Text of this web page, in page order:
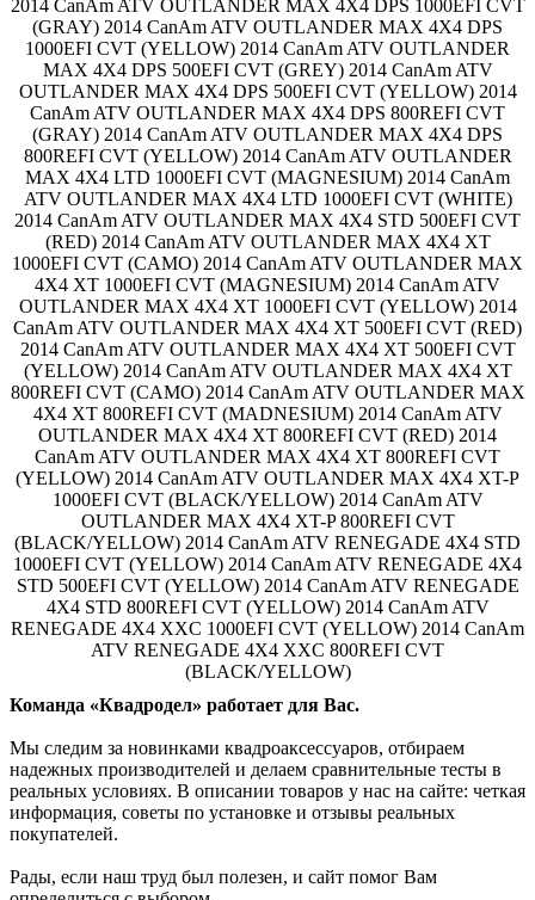
2014 CanAm ATV OUTLANDER MAX 4X4 DPS 1000EFI CVT
(GRAY) 2014 CanAm ATV OUTLANDER MAX 4X4 DPS
1000EFI CVT (YELLOW) 2014 CanAm ATV OUTLANDER
MAX 4X4 DPS 500EFI CVT (GREY) 2014 CanAm ATV
OUTLANDER MAX 4X4 DPS 500EFI CVT (YELLOW) 2014
CanAm ATV OUTLANDER MAX 4X4 DPS 800REFI CVT
(GRAY) 2014 CanAm ATV OUTLANDER MAX 4X4 DPS
800REFI CVT (YELLOW) 2014 CanAm ATV OUTLANDER
MAX 4X4 LTD 1000EFI CVT (MAGNESIUM) 2014 CanAm
ATV OUTLANDER MAX 4X4 LTD 1000EFI CVT (WHITE)
2014 CanAm ATV OUTLANDER MAX 4X4 STD 500EFI CVT
(RED) 2014 CanAm ATV OUTLANDER MAX 4X4 XT
1000EFI CVT (CAMO) 2014 CanAm ATV OUTLANDER MAX
4X4 XT 1000EFI CVT (MAGNESIUM) 2014 CanAm ATV
OUTLANDER MAX 4X4 XT 1000EFI CVT (YELLOW) 2014
CanAm ATV OUTLANDER MAX 4X4 XT 500EFI CVT (RED)
2014 CanAm ATV OUTLANDER MAX 4X4 XT 500EFI CVT
(YELLOW) 2014 CanAm ATV OUTLANDER MAX 4X4 XT
800REFI CVT (CAMO) 2014 CanAm ATV OUTLANDER MAX
4X4 XT 800REFI CVT (MADNESIUM) 2014 CanAm ATV
OUTLANDER MAX 4X4 XT 800REFI CVT (RED) 2014
CanAm ATV OUTLANDER MAX 4X4 XT 800REFI CVT
(YELLOW) 2014 CanAm ATV OUTLANDER MAX 4X4 XT-P
1000EFI CVT (BLACK/YELLOW) 2014 CanAm ATV
OUTLANDER MAX 4X4 XT-P 800REFI CVT
(BLACK/YELLOW) 2014 CanAm ATV RENEGADE 4X4 STD
1000EFI CVT (YELLOW) 2014 CanAm ATV RENEGADE 4X4
STD 500EFI CVT (YELLOW) 2014 CanAm ATV RENEGADE
4X4 STD 800REFI CVT (YELLOW) 2014 CanAm ATV
RENEGADE 4X4 XXC 1000EFI CVT (YELLOW) 2014 CanAm
ATV RENEGADE 4X4 XXC 800REFI CVT
(BLACK/YELLOW)
Команда «Квадродел» работает для Вас.
Мы следим за новинками квадроаксессуаров, отбираем
надежных производителей и делаем сравнительные тесты в
реальных условиях. В описании товаров у нас на сайте: четкая
информация, советы по установке и отзывы реальных
покупателей.
Рады, если наш труд был полезен, и сайт помог Вам